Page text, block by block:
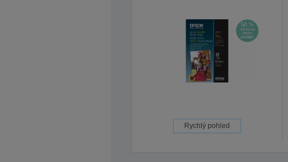
Rychlý pohled